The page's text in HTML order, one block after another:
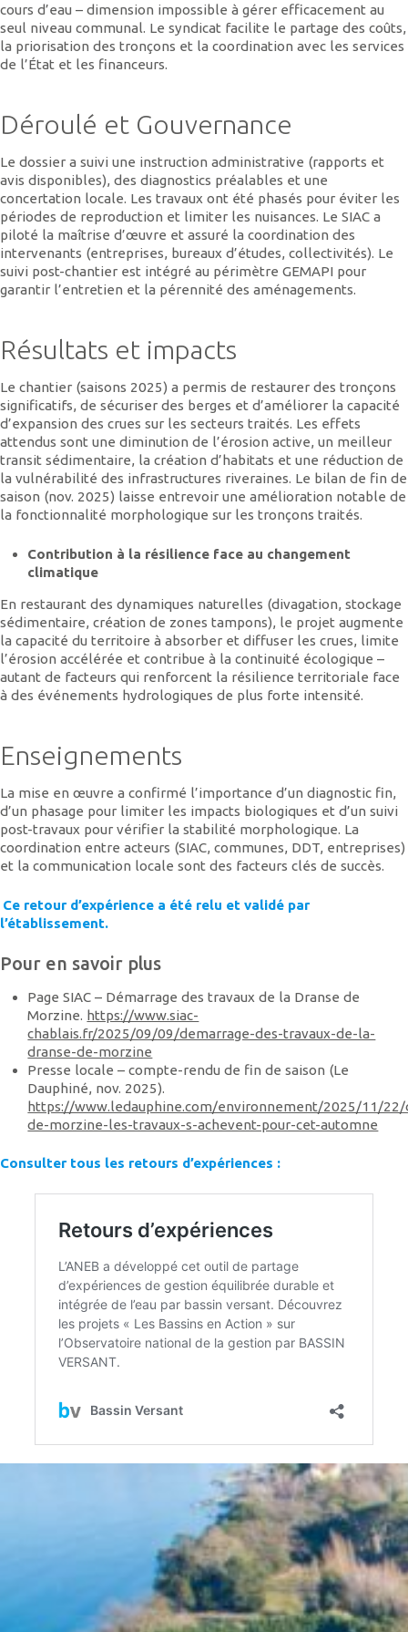
cours d’eau – dimension impossible à gérer efficacement au
seul niveau communal. Le syndicat facilite le partage des coûts,
la priorisation des tronçons et la coordination avec les services
de l’État et les financeurs.
Déroulé et Gouvernance
Le dossier a suivi une instruction administrative (rapports et
avis disponibles), des diagnostics préalables et une
concertation locale. Les travaux ont été phasés pour éviter les
périodes de reproduction et limiter les nuisances. Le SIAC a
piloté la maîtrise d’œuvre et assuré la coordination des
intervenants (entreprises, bureaux d’études, collectivités). Le
suivi post-chantier est intégré au périmètre GEMAPI pour
garantir l’entretien et la pérennité des aménagements.
Résultats et impacts
Le chantier (saisons 2025) a permis de restaurer des tronçons
significatifs, de sécuriser des berges et d’améliorer la capacité
d’expansion des crues sur les secteurs traités. Les effets
attendus sont une diminution de l’érosion active, un meilleur
transit sédimentaire, la création d’habitats et une réduction de
la vulnérabilité des infrastructures riveraines. Le bilan de fin de
saison (nov. 2025) laisse entrevoir une amélioration notable de
la fonctionnalité morphologique sur les tronçons traités.
Contribution à la résilience face au changement
climatique
En restaurant des dynamiques naturelles (divagation, stockage
sédimentaire, création de zones tampons), le projet augmente
la capacité du territoire à absorber et diffuser les crues, limite
l’érosion accélérée et contribue à la continuité écologique –
autant de facteurs qui renforcent la résilience territoriale face
à des événements hydrologiques de plus forte intensité.
Enseignements
La mise en œuvre a confirmé l’importance d’un diagnostic fin,
d’un phasage pour limiter les impacts biologiques et d’un suivi
post-travaux pour vérifier la stabilité morphologique. La
coordination entre acteurs (SIAC, communes, DDT, entreprises)
et la communication locale sont des facteurs clés de succès.
Ce retour d’expérience a été relu et validé par
l’établissement.
Pour en savoir plus
Page SIAC – Démarrage des travaux de la Dranse de
Morzine. https://www.siac-
chablais.fr/2025/09/09/demarrage-des-travaux-de-la-
dranse-de-morzine
Presse locale – compte-rendu de fin de saison (Le
Dauphiné, nov. 2025).
https://www.ledauphine.com/environnement/2025/11/22/
de-morzine-les-travaux-s-achevent-pour-cet-automne
Consulter tous les retours d’expériences :